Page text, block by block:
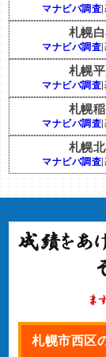
マナビバ調査|
札幌
マナビバ調査|
札幌
マナビバ調査|
札幌
マナビバ調査|
札幌
マナビバ調査|
札幌市西区